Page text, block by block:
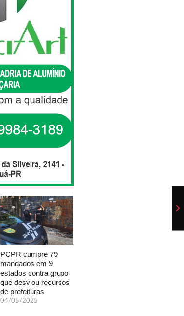
PCPR cumpre 79
mandados em 9
estados contra grupo
que desviou recursos
de prefeituras
04/05/2025